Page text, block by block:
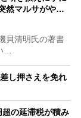
然マルサがや…
貝清明氏の著書
…
し押さえを免れ
の延滞税が積み